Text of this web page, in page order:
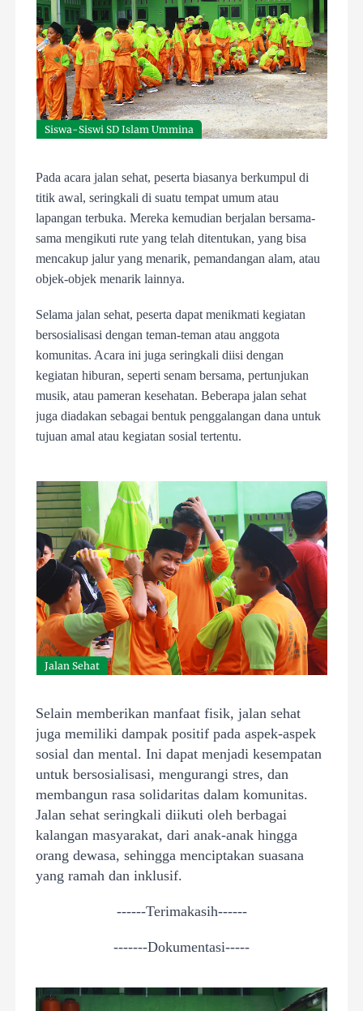
Siswa-Siswi SD Islam Ummina
Pada acara jalan sehat, peserta biasanya berkumpul di
titik awal, seringkali di suatu tempat umum atau
lapangan terbuka. Mereka kemudian berjalan bersama-
sama mengikuti rute yang telah ditentukan, yang bisa
mencakup jalur yang menarik, pemandangan alam, atau
objek-objek menarik lainnya.
Selama jalan sehat, peserta dapat menikmati kegiatan
bersosialisasi dengan teman-teman atau anggota
komunitas. Acara ini juga seringkali diisi dengan
kegiatan hiburan, seperti senam bersama, pertunjukan
musik, atau pameran kesehatan. Beberapa jalan sehat
juga diadakan sebagai bentuk penggalangan dana untuk
tujuan amal atau kegiatan sosial tertentu.
Jalan Sehat
Selain memberikan manfaat fisik, jalan sehat
juga memiliki dampak positif pada aspek-aspek
sosial dan mental. Ini dapat menjadi kesempatan
untuk bersosialisasi, mengurangi stres, dan
membangun rasa solidaritas dalam komunitas.
Jalan sehat seringkali diikuti oleh berbagai
kalangan masyarakat, dari anak-anak hingga
orang dewasa, sehingga menciptakan suasana
yang ramah dan inklusif.
------Terimakasih------
-------Dokumentasi-----